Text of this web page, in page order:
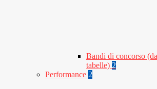
Bandi di concorso
tabelle) 2
Performance 2